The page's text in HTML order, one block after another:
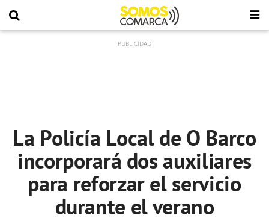
La Policía Local de O Barco
incorporará dos auxiliares
para reforzar el servicio
durante el verano